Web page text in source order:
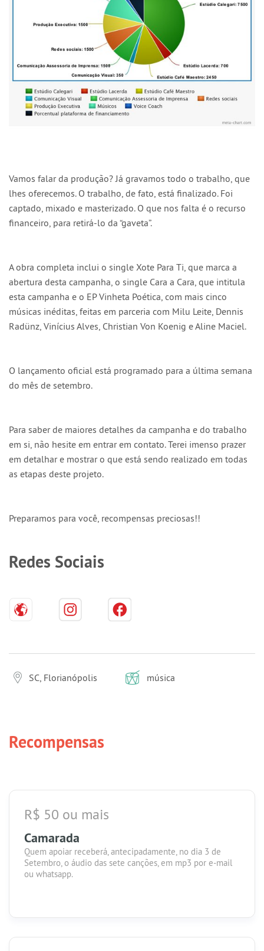
Vamos falar da produção? Já gravamos todo o trabalho, que
lhes oferecemos. O trabalho, de fato, está finalizado. Foi
captado, mixado e masterizado. O que nos falta é o recurso
financeiro, para retirá-lo da “gaveta”.
A obra completa inclui o single Xote Para Ti, que marca a
abertura desta campanha, o single Cara a Cara, que intitula
esta campanha e o EP Vinheta Poética, com mais cinco
músicas inéditas, feitas em parceria com Milu Leite, Dennis
Radünz, Vinícius Alves, Christian Von Koenig e Aline Maciel.
O lançamento oficial está programado para a última semana
do mês de setembro.
Para saber de maiores detalhes da campanha e do trabalho
em si, não hesite em entrar em contato. Terei imenso prazer
em detalhar e mostrar o que está sendo realizado em todas
as etapas deste projeto.
Preparamos para você, recompensas preciosas!!
Redes Sociais
SC, Florianópolis música
Recompensas
R$ 50 ou mais
Camarada
Quem apoiar receberá, antecipadamente, no dia 3 de
Setembro, o áudio das sete canções, em mp3 por e-mail
ou whatsapp.